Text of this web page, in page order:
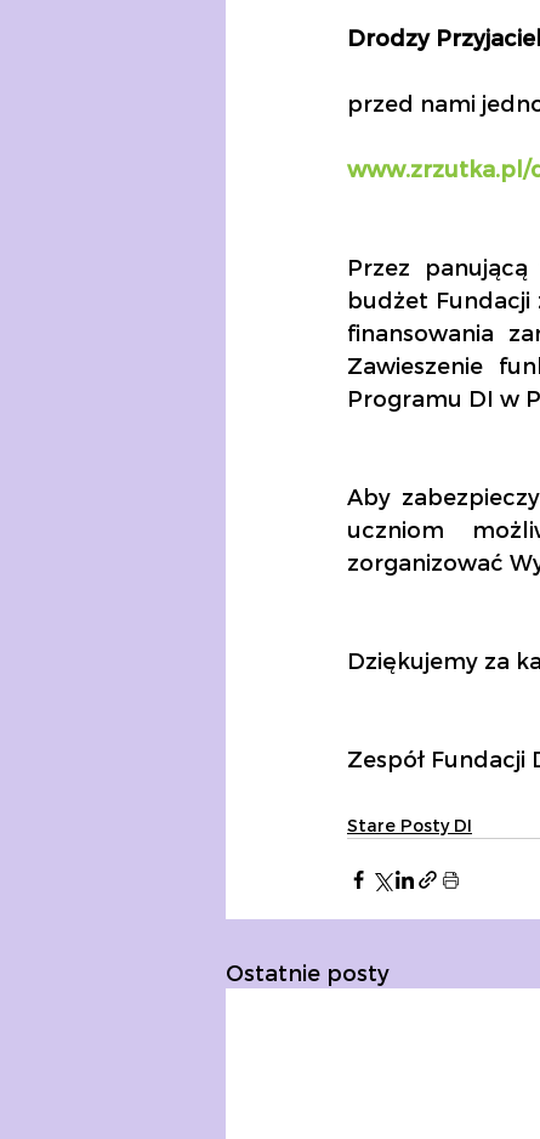
Drodzy
przed nami
www.zrzutka.pl/
Przez
budżet Fundacji
finansowania
Zawieszenie
Programu DI w
Aby
uczniom
zorganizować
Dziękujemy za
Zespół
Stare Posty DI
Ostatnie posty